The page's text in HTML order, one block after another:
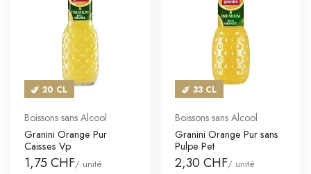
20 CL
Boissons sans Alcool
Granini Orange Pur
Caisses Vp
1,75 CHF/ unité
33 CL
Boissons sans Alcool
Granini Orange Pur sans
Pulpe Pet
2,30 CHF/ unité